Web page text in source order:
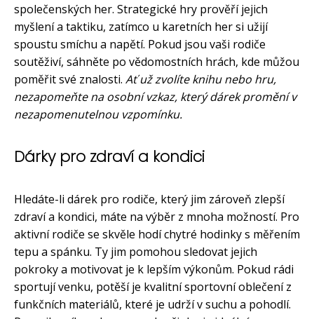
společenských her. Strategické hry prověří jejich
myšlení a taktiku, zatímco u karetních her si užijí
spoustu smíchu a napětí. Pokud jsou vaši rodiče
soutěživí, sáhněte po vědomostních hrách, kde můžou
poměřit své znalosti. Ať už zvolíte knihu nebo hru,
nezapomeňte na osobní vzkaz, který dárek promění v
nezapomenutelnou vzpomínku.
Dárky pro zdraví a kondici
Hledáte-li dárek pro rodiče, který jim zároveň zlepší
zdraví a kondici, máte na výběr z mnoha možností. Pro
aktivní rodiče se skvěle hodí chytré hodinky s měřením
tepu a spánku. Ty jim pomohou sledovat jejich
pokroky a motivovat je k lepším výkonům. Pokud rádi
sportují venku, potěší je kvalitní sportovní oblečení z
funkčních materiálů, které je udrží v suchu a pohodlí.